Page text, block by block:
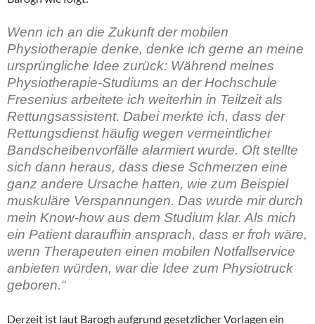
Wenn ich an die Zukunft der mobilen
Physiotherapie denke, denke ich gerne an meine
ursprüngliche Idee zurück: Während meines
Physiotherapie-Studiums an der Hochschule
Fresenius arbeitete ich weiterhin in Teilzeit als
Rettungsassistent. Dabei merkte ich, dass der
Rettungsdienst häufig wegen vermeintlicher
Bandscheibenvorfälle alarmiert wurde. Oft stellte
sich dann heraus, dass diese Schmerzen eine
ganz andere Ursache hatten, wie zum Beispiel
muskuläre Verspannungen. Das wurde mir durch
mein Know-how aus dem Studium klar. Als mich
ein Patient daraufhin ansprach, dass er froh wäre,
wenn Therapeuten einen mobilen Notfallservice
anbieten würden, war die Idee zum Physiotruck
geboren.“
Derzeit ist laut Barogh aufgrund gesetzlicher Vorlagen ein